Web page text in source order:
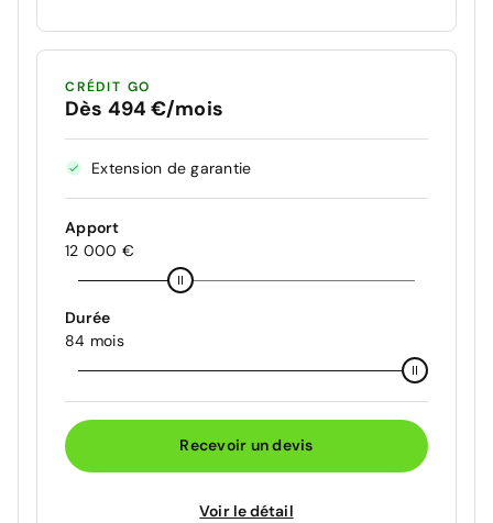
CRÉDIT GO
Dès 494 €/mois
Extension de garantie
Apport
12 000 €
Durée
84 mois
Recevoir un devis
Voir le détail